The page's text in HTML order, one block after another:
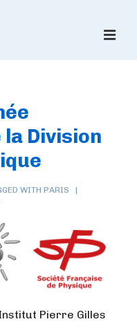
Division
WITH PARIS
Pierre Gilles